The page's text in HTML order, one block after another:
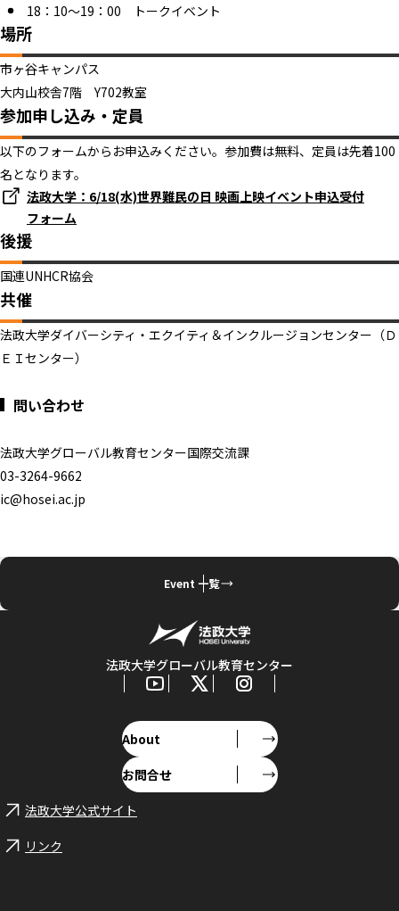
18：10～19：00 トークイベント
場所
市ヶ谷キャンパス
大内山校舎7階 Y702教室
参加申し込み・定員
以下のフォームからお申込みください。参加費は無料、定員は先着100
名となります。
法政大学：6/18(水)世界難民の日 映画上映イベント申込受付
フォーム
後援
国連UNHCR協会
共催
法政大学ダイバーシティ・エクイティ＆インクルージョンセンター（Ｄ
ＥＩセンター）
問い合わせ
法政大学グローバル教育センター国際交流課
03-3264-9662
ic@hosei.ac.jp
Event 一覧
法政大学グローバル教育センター
About
お問合せ
法政大学公式サイト
リンク